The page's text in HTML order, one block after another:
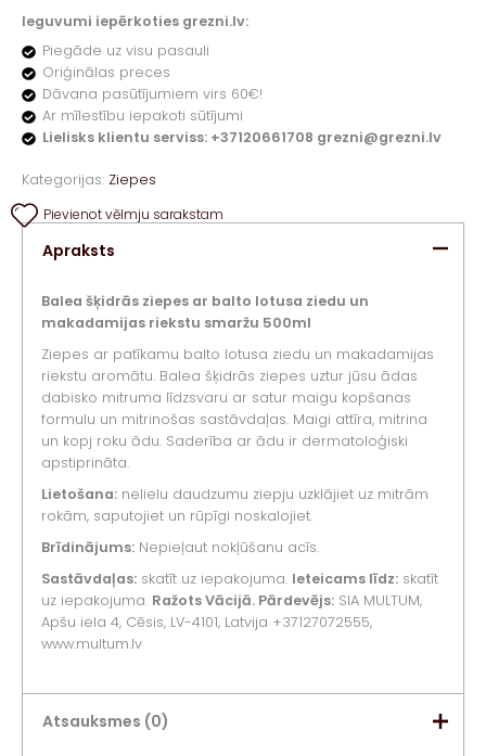
Ieguvumi iepērkoties grezni.lv:
Piegāde uz visu pasauli
Oriģinālas preces
Dāvana pasūtījumiem virs 60€!
Ar mīlestību iepakoti sūtījumi
Lielisks klientu serviss: +37120661708 grezni@grezni.lv
Kategorijas: Ziepes
Pievienot vēlmju sarakstam
Apraksts
Balea šķidrās ziepes ar balto lotusa ziedu un
makadamijas riekstu smaržu 500ml
Ziepes ar patīkamu balto lotusa ziedu un makadamijas
riekstu aromātu. Balea šķidrās ziepes uztur jūsu ādas
dabisko mitruma līdzsvaru ar satur maigu kopšanas
formulu un mitrinošas sastāvdaļas. Maigi attīra, mitrina
un kopj roku ādu. Saderība ar ādu ir dermatoloģiski
apstiprināta.
Lietošana:nelielu daudzumu ziepju uzklājiet uz mitrām
rokām, saputojiet un rūpīgi noskalojiet.
Brīdinājums:Nepieļaut nokļūšanu acīs.
Sastāvdaļas:skatīt uz iepakojuma. Ieteicams līdz:skatīt
uz iepakojuma. Ražots Vācijā. Pārdevējs:SIA MULTUM,
Apšu iela 4, Cēsis, LV-4101, Latvija +37127072555,
www.multum.lv
Atsauksmes (0)